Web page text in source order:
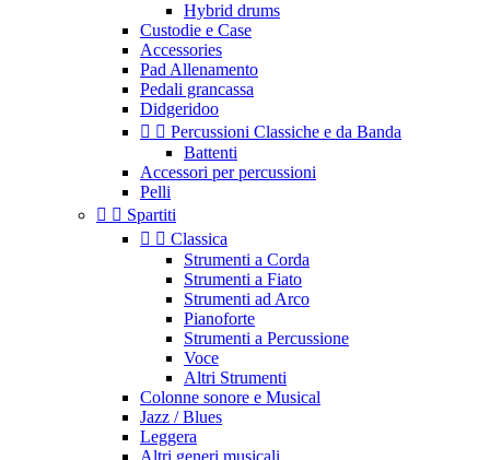
Hybrid drums
Custodie e Case
Accessories
Pad Allenamento
Pedali grancassa
Didgeridoo
  Percussioni Classiche e da Banda
Battenti
Accessori per percussioni
Pelli
  Spartiti
  Classica
Strumenti a Corda
Strumenti a Fiato
Strumenti ad Arco
Pianoforte
Strumenti a Percussione
Voce
Altri Strumenti
Colonne sonore e Musical
Jazz / Blues
Leggera
Altri generi musicali